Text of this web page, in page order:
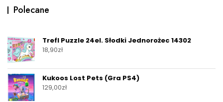
Polecane
Trefl Puzzle 24el. Słodki Jednorożec 14302
18,90zł
Kukoos Lost Pets (Gra PS4)
129,00zł